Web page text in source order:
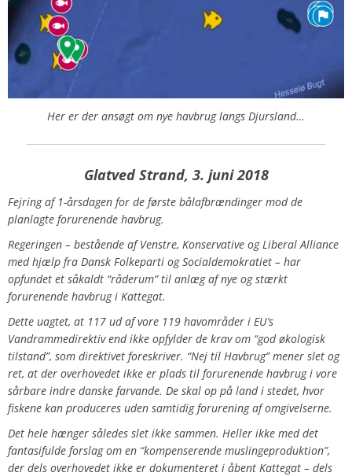
Her er der ansøgt om nye havbrug langs Djursland…
Glatved Strand, 3. juni 2018
Fejring af 1-årsdagen for de første bålafbrændinger mod de
planlagte forurenende havbrug.
Regeringen – bestående af Venstre, Konservative og Liberal Alliance
med hjælp fra Dansk Folkeparti og Socialdemokratiet – har
opfundet et såkaldt “råderum” til anlæg af nye og stærkt
forurenende havbrug i Kattegat.
Dette uagtet, at 117 ud af vore 119 havområder i EU’s
Vandrammedirektiv end ikke opfylder de krav om “god økologisk
tilstand”, som direktivet foreskriver. “Nej til Havbrug” mener slet og
ret, at der overhovedet ikke er plads til forurenende havbrug i vore
sårbare indre danske farvande. De skal op på land i stedet, hvor
fiskene kan produceres uden samtidig forurening af omgivelserne.
Det hele hænger således slet ikke sammen. Heller ikke med det
fantasifulde forslag om en “kompenserende muslingeproduktion”,
der dels overhovedet ikke er dokumenteret i åbent Kattegat – dels